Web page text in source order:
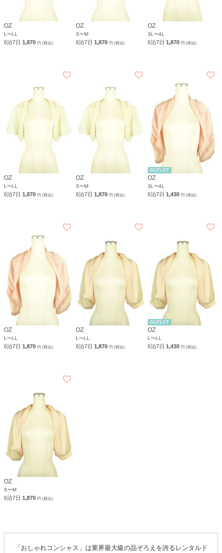
OZ
L〜LL
6泊7日 1,870 円 (税込)
OZ
S〜M
6泊7日1,870円 (税込)
OZ
3L〜4L
6泊7日1,870円 (税込)
OZ
L〜LL
6泊7日 1,870 円 (税込)
OZ
S〜M
6泊7日1,870円 (税込)
OZ
3L〜4L
6泊7日1,430円 (税込)
OZ
L〜LL
6泊7日 1,870 円 (税込)
OZ
L〜LL
6泊7日1,870円 (税込)
OZ
L〜LL
6泊7日1,430円 (税込)
OZ
S〜M
6泊7日 1,870 円 (税込)
「おしゃれコンシャス」は業界最大級の品ぞろえを誇るレンタルド